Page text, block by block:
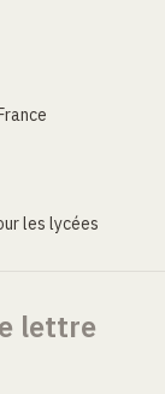
les lycées
lettre